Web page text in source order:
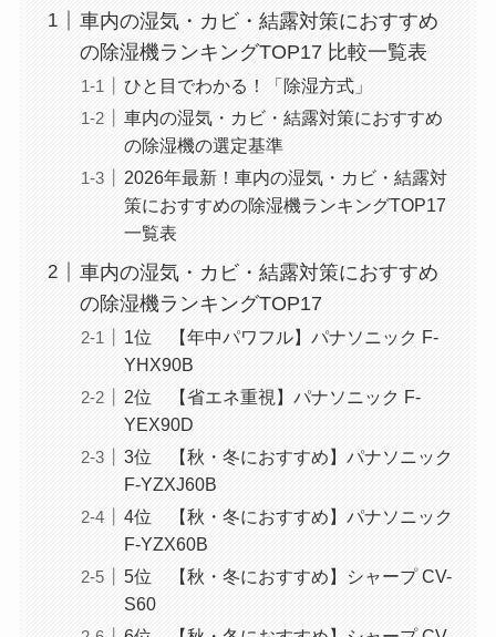
車内の湿気・カビ・結露対策におすすめ
の除湿機ランキングTOP17 比較一覧表
ひと目でわかる！「除湿方式」
車内の湿気・カビ・結露対策におすすめ
の除湿機の選定基準
2026年最新！車内の湿気・カビ・結露対
策におすすめの除湿機ランキングTOP17
一覧表
車内の湿気・カビ・結露対策におすすめ
の除湿機ランキングTOP17
1位 ‎【年中パワフル】パナソニック F-
YHX90B
2位 ‎【省エネ重視】パナソニック F-
YEX90D
3位 【秋・冬におすすめ】パナソニック
F-YZXJ60B‎
4位 ‎【秋・冬におすすめ】パナソニック
F-YZX60B
5位 【秋・冬におすすめ】シャープ CV-
S60